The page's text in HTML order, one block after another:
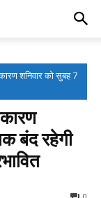
शनिवार को सुबह 7
बंद रहेगी